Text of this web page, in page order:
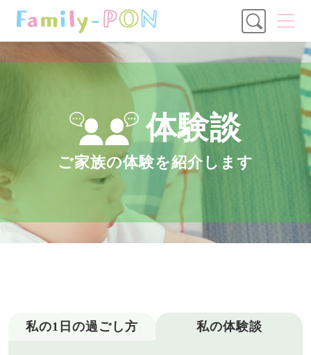
体験談
ご家族の体験を紹介します
私の1日の過ごし方 私の体験談